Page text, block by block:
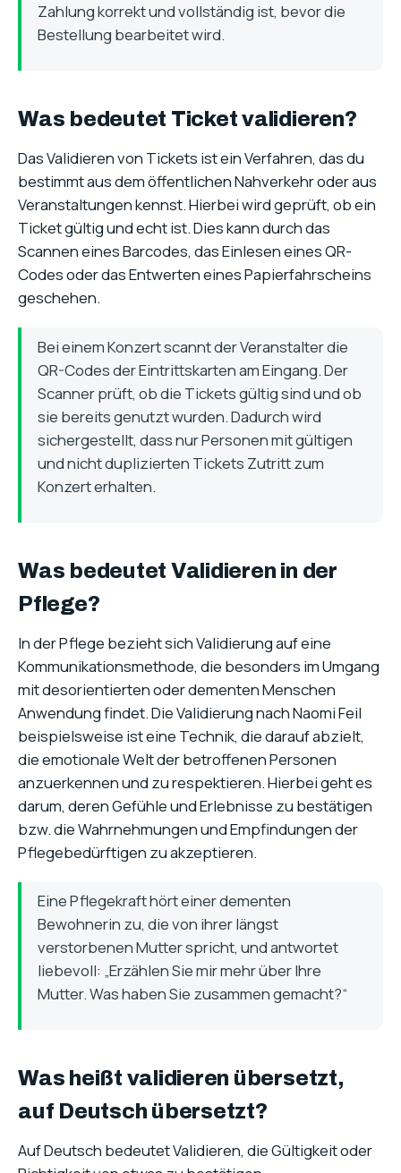
Zahlung korrekt und vollständig ist, bevor die
Bestellung bearbeitet wird.
Was bedeutet Ticket validieren?
Das Validieren von Tickets ist ein Verfahren, das du
bestimmt aus dem öffentlichen Nahverkehr oder aus
Veranstaltungen kennst. Hierbei wird geprüft, ob ein
Ticket gültig und echt ist. Dies kann durch das
Scannen eines Barcodes, das Einlesen eines QR-
Codes oder das Entwerten eines Papierfahrscheins
geschehen.
Bei einem Konzert scannt der Veranstalter die
QR-Codes der Eintrittskarten am Eingang. Der
Scanner prüft, ob die Tickets gültig sind und ob
sie bereits genutzt wurden. Dadurch wird
sichergestellt, dass nur Personen mit gültigen
und nicht duplizierten Tickets Zutritt zum
Konzert erhalten.
Was bedeutet Validieren in der
Pflege?
In der Pflege bezieht sich Validierung auf eine
Kommunikationsmethode, die besonders im Umgang
mit desorientierten oder dementen Menschen
Anwendung findet. Die Validierung nach Naomi Feil
beispielsweise ist eine Technik, die darauf abzielt,
die emotionale Welt der betroffenen Personen
anzuerkennen und zu respektieren. Hierbei geht es
darum, deren Gefühle und Erlebnisse zu bestätigen
bzw. die Wahrnehmungen und Empfindungen der
Pflegebedürftigen zu akzeptieren.
Eine Pflegekraft hört einer dementen
Bewohnerin zu, die von ihrer längst
verstorbenen Mutter spricht, und antwortet
liebevoll: „Erzählen Sie mir mehr über Ihre
Mutter. Was haben Sie zusammen gemacht?“
Was heißt validieren übersetzt,
auf Deutsch übersetzt?
Auf Deutsch bedeutet Validieren, die Gültigkeit oder